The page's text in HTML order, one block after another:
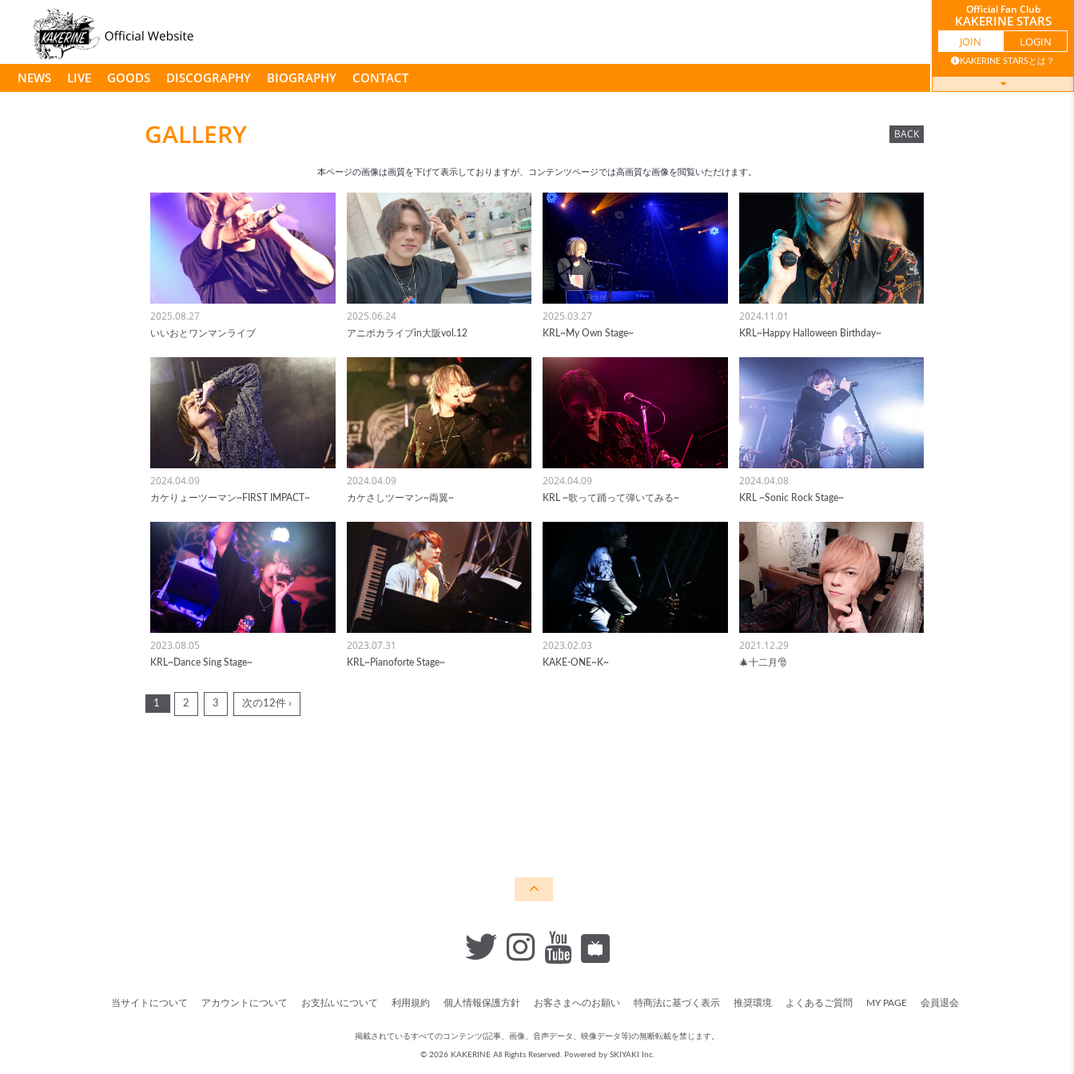
NEWS LIVE GOODS DISCOGRAPHY BIOGRAPHY CONTACT
Official Fan Club
KAKERINE STARS
JOIN LOGIN
KAKERINE STARSとは？
GALLERY BACK
本ページの画像は画質を下げて表示しておりますが、 コンテンツページでは高画質な画像を閲覧いただけます。
2025.08.27
いいおとワンマンライブ
2025.06.24
アニボカライブin大阪vol.12
2025.03.27
KRL~My Own Stage~
2024.11.01
KRL~Happy Halloween Birthday~
2024.04.09
カケりょーツーマン~FIRST IMPACT~
2024.04.09
カケさしツーマン~両翼~
2024.04.09
KRL ~歌って踊って弾いてみる~
2024.04.08
KRL ~Sonic Rock Stage~
2023.08.05
KRL~Dance Sing Stage~
2023.07.31
KRL~Pianoforte Stage~
2023.02.03
KAKE-ONE~K~
2021.12.29
🎄十二月🎅
1 2 3 次の12件 ›
当サイトについて アカウントについて お支払いについて 利用規約 個人情報保護方針 お客さまへのお願い 特商法に基づく表示 推奨環境 よくあるご質問 MY PAGE 会員退会
掲載されているすべてのコンテンツ(記事、画像、音声データ、映像データ等)の無断転載を禁じます。
© 2026 KAKERINE All Rights Reserved. Powered by SKIYAKI Inc.